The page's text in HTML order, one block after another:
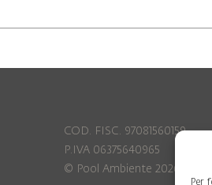
Per
COD. FISC. 97081560159
P.IVA 06375640965
© Pool Ambiente 2026